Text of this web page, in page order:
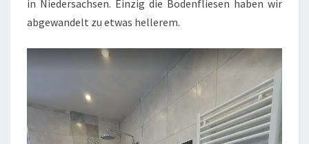
in Niedersachsen. Einzig die Bodenfliesen haben wir
abgewandelt zu etwas hellerem.